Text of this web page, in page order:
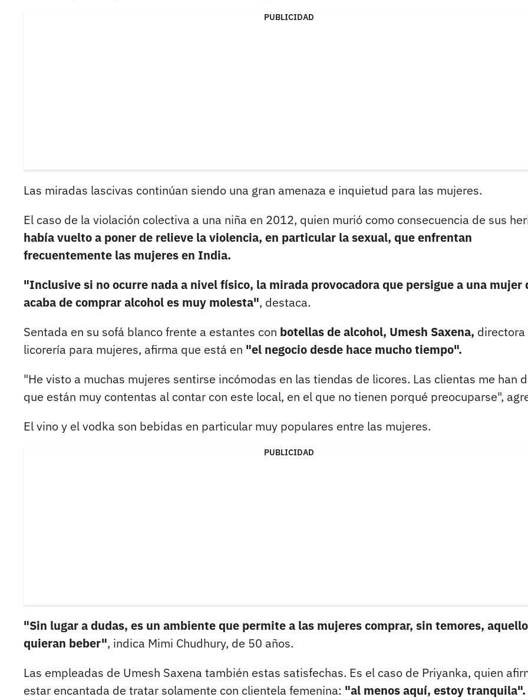
PUBLICIDAD
Las miradas lascivas continúan siendo una gran amenaza e inquietud para las mujeres.
El caso de la violación colectiva a una niña en 2012, quien murió como consecuencia de sus
había vuelto a poner de relieve la violencia, en particular la sexual, que enfrentan
frecuentemente las mujeres en India.
"Inclusive si no ocurre nada a nivel físico, la mirada provocadora que persigue a una mujer
acaba de comprar alcohol es muy molesta", destaca.
Sentada en su sofá blanco frente a estantes con botellas de alcohol, Umesh Saxena, directora
licorería para mujeres, afirma que está en "el negocio desde hace mucho tiempo".
"He visto a muchas mujeres sentirse incómodas en las tiendas de licores. Las clientas me han
que están muy contentas al contar con este local, en el que no tienen porqué preocuparse",
El vino y el vodka son bebidas en particular muy populares entre las mujeres.
PUBLICIDAD
"Sin lugar a dudas, es un ambiente que permite a las mujeres comprar, sin temores,
quieran beber", indica Mimi Chudhury, de 50 años.
Las empleadas de Umesh Saxena también estas satisfechas. Es el caso de Priyanka, quien
estar encantada de tratar solamente con clientela femenina: "al menos aquí, estoy tranquila".